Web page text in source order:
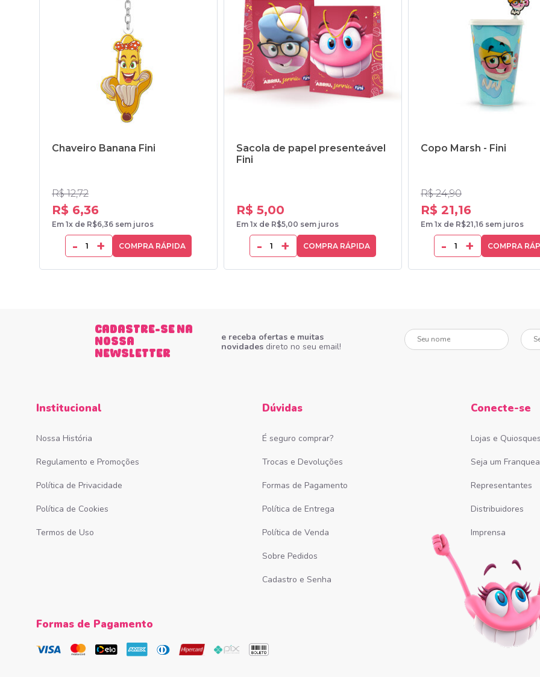
Chaveiro Banana Fini
R$ 12,72
R$ 6,36
Em 1x de R$6,36 sem juros
- + COMPRA RÁPIDA
Sacola de papel presenteável
Fini
R$ 5,00
Em 1x de R$5,00 sem juros
- + COMPRA RÁPIDA
Copo Marsh - Fini
R$ 24,90
R$ 21,16
Em 1x de R$21,16 sem juros
- + COMPRA
CADASTRE-SE NA
NOSSA
NEWSLETTER
e receba ofertas e muitas
novidades direto no seu email!
Seu nome Seu
Institucional
Nossa História
Regulamento e Promoções
Política de Privacidade
Política de Cookies
Termos de Uso
Dúvidas
É seguro comprar?
Trocas e Devoluções
Formas de Pagamento
Política de Entrega
Política de Venda
Sobre Pedidos
Cadastro e Senha
Conecte-se
Lojas e Quiosques
Seja um
Representantes
Distribuidores
Imprensa
Formas de Pagamento